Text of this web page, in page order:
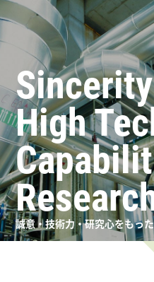
Sincerity
High
誠意・技術力・研究心をもっ